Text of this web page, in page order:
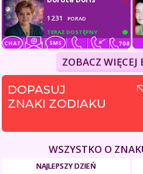
TERAZ DOSTĘPNY
1231
PORAD
ZOBACZ WIĘCEJ
DOPASUJ
ZNAKI ZODIAKU
WSZYSTKO O
NAJLEPSZY DZIEŃ